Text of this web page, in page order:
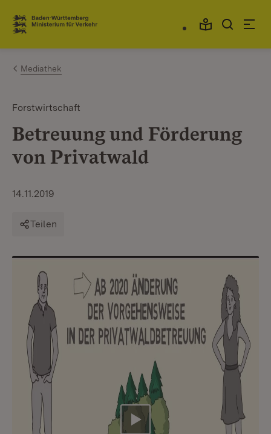
Zum Inhalt springen
Link zur Startseite
Mediathek
Forstwirtschaft
Betreuung und Förderung
von Privatwald
14.11.2019
Teilen
Video abspielen